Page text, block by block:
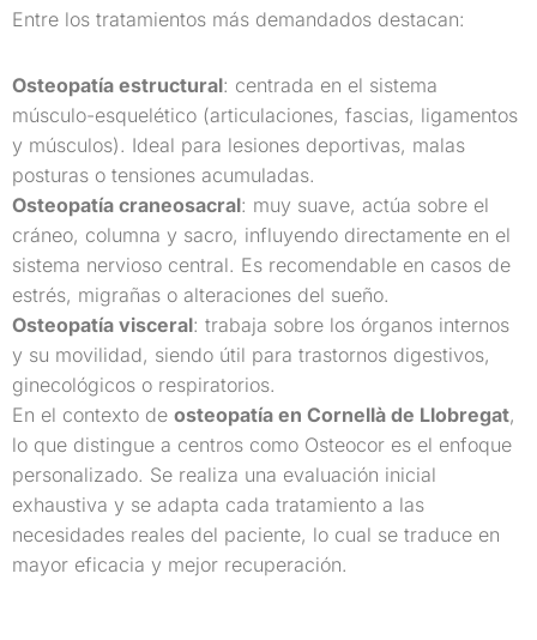
Entre los tratamientos más demandados destacan:
Osteopatía estructural: centrada en el sistema
músculo-esquelético (articulaciones, fascias, ligamentos
y músculos). Ideal para lesiones deportivas, malas
posturas o tensiones acumuladas.
Osteopatía craneosacral: muy suave, actúa sobre el
cráneo, columna y sacro, influyendo directamente en el
sistema nervioso central. Es recomendable en casos de
estrés, migrañas o alteraciones del sueño.
Osteopatía visceral: trabaja sobre los órganos internos
y su movilidad, siendo útil para trastornos digestivos,
ginecológicos o respiratorios.
En el contexto de osteopatía en Cornellà de Llobregat,
lo que distingue a centros como Osteocor es el enfoque
personalizado. Se realiza una evaluación inicial
exhaustiva y se adapta cada tratamiento a las
necesidades reales del paciente, lo cual se traduce en
mayor eficacia y mejor recuperación.